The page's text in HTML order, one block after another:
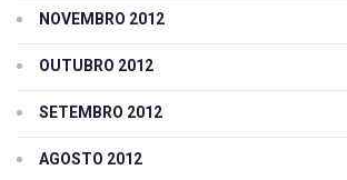
NOVEMBRO 2012
OUTUBRO 2012
SETEMBRO 2012
AGOSTO 2012